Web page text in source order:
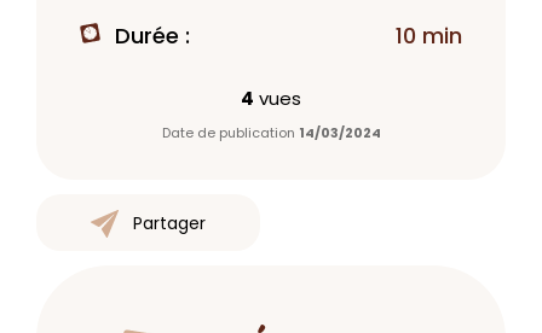
Durée : 10 min
4 vues
Date de publication 14/03/2024
Partager